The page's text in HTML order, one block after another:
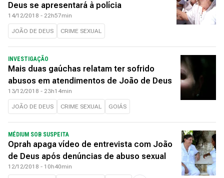
Deus se apresentará à polícia
14/12/2018 - 22h57min
JOÃO DE DEUS CRIME SEXUAL
INVESTIGAÇÃO
Mais duas gaúchas relatam ter sofrido
abusos em atendimentos de João de Deus
13/12/2018 - 23h14min
JOÃO DE DEUS CRIME SEXUAL GOIÁS
MÉDIUM SOB SUSPEITA
Oprah apaga vídeo de entrevista com João
de Deus após denúncias de abuso sexual
12/12/2018 - 10h40min